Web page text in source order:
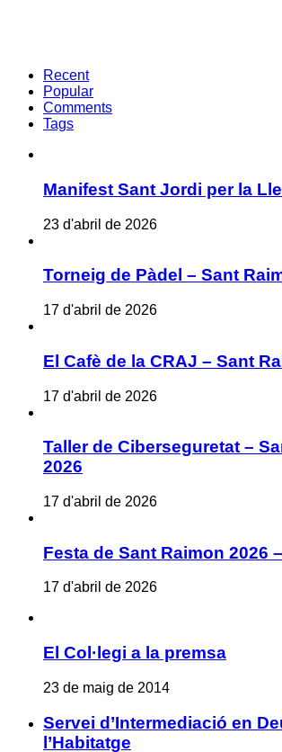
Recent
Popular
Comments
Tags
Manifest Sant Jordi per la
23 d'abril de 2026
Torneig de Pàdel – Sant
17 d'abril de 2026
El Cafè de la CRAJ – Sant
17 d'abril de 2026
Taller de Ciberseguretat –
2026
17 d'abril de 2026
Festa de Sant Raimon 2026
17 d'abril de 2026
El Col·legi a la premsa
23 de maig de 2014
Servei d’Intermediació en
l’Habitatge